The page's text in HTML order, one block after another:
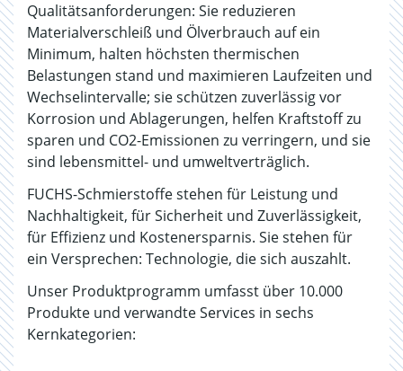
Qualitätsanforderungen: Sie reduzieren
Materialverschleiß und Ölverbrauch auf ein
Minimum, halten höchsten thermischen
Belastungen stand und maximieren Laufzeiten und
Wechselintervalle; sie schützen zuverlässig vor
Korrosion und Ablagerungen, helfen Kraftstoff zu
sparen und CO2-Emissionen zu verringern, und sie
sind lebensmittel- und umweltverträglich.
FUCHS-Schmierstoffe stehen für Leistung und
Nachhaltigkeit, für Sicherheit und Zuverlässigkeit,
für Effizienz und Kostenersparnis. Sie stehen für
ein Versprechen: Technologie, die sich auszahlt.
Unser Produktprogramm umfasst über 10.000
Produkte und verwandte Services in sechs
Kernkategorien: